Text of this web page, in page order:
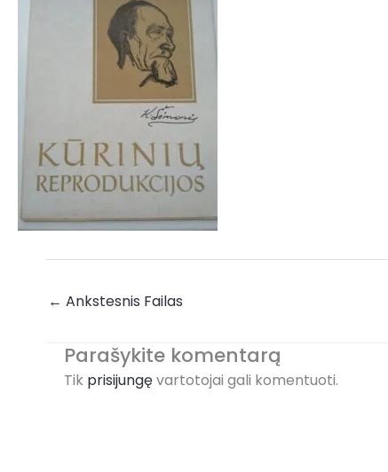
← Ankstesnis Failas
Parašykite komentarą
Tik prisijungęvartotojai gali komentuoti.